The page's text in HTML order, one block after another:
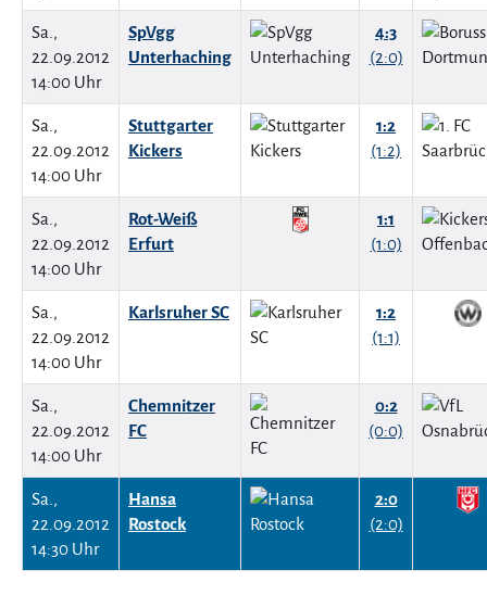
Sa.,
22.09.2012
14:00 Uhr
SpVgg
Unterhaching
4:3
(2:0)
Sa.,
22.09.2012
14:00 Uhr
Stuttgarter
Kickers
1:2
(1:2)
Sa.,
22.09.2012
14:00 Uhr
Rot-Weiß
Erfurt
1:1
(1:0)
Sa.,
22.09.2012
14:00 Uhr
Karlsruher SC
1:2
(1:1)
Sa.,
22.09.2012
14:00 Uhr
Chemnitzer
FC
0:2
(0:0)
Sa.,
22.09.2012
14:30 Uhr
Hansa
Rostock
2:0
(2:0)